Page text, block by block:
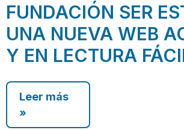
FUNDACIÓN SER
UNA NUEVA WEB
Y EN LECTURA
Leer más
»